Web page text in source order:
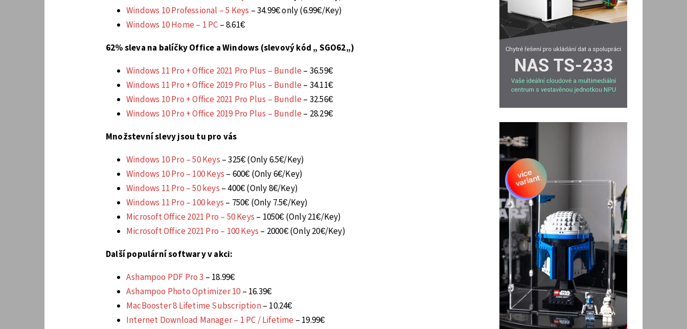
Windows 10 Professional – 5 Keys – 34.99€ only (6.99€/Key)
Windows 10 Home – 1 PC – 8.61€
62% sleva na balíčky Office a Windows (slevový kód „ SGO62„)
Windows 11 Pro + Office 2021 Pro Plus – Bundle – 36.59€
Windows 11 Pro + Office 2019 Pro Plus – Bundle – 34.11€
Windows 10 Pro + Office 2021 Pro Plus – Bundle – 32.56€
Windows 10 Pro + Office 2019 Pro Plus – Bundle – 28.29€
Množstevní slevy jsou tu pro vás
Windows 10 Pro – 50 Keys – 325€ (Only 6.5€/Key)
Windows 10 Pro – 100 Keys – 600€ (Only 6€/Key)
Windows 11 Pro – 50 keys – 400€ (Only 8€/Key)
Windows 11 Pro – 100 keys – 750€ (Only 7.5€/Key)
Microsoft Office 2021 Pro – 50 Keys – 1050€ (Only 21€/Key)
Microsoft Office 2021 Pro – 100 Keys – 2000€ (Only 20€/Key)
Další populární softwary v akci:
Ashampoo PDF Pro 3 – 18.99€
Ashampoo Photo Optimizer 10 – 16.39€
MacBooster 8 Lifetime Subscription– 10.24€
Internet Download Manager – 1 PC / Lifetime – 19.99€